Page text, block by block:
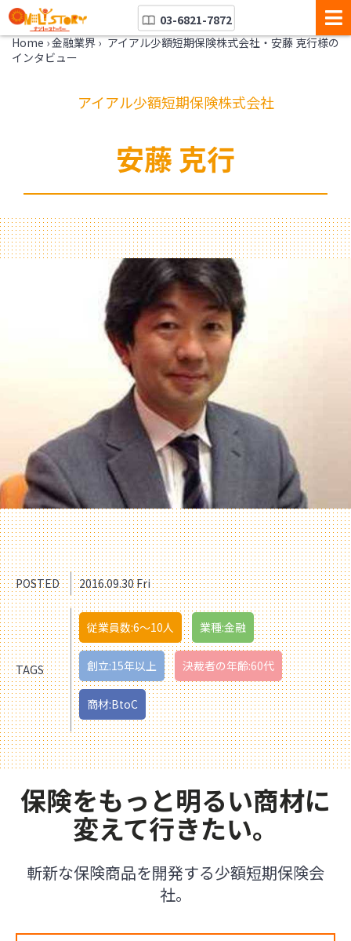
03-6821-7872
Home ›金融業界 › アイアル少額短期保険株式会社・安藤 克行様の
インタビュー
アイアル少額短期保険株式会社
安藤 克行
POSTED 2016.09.30 Fri
TAGS
従業員数:6～10人 業種:金融
創立:15年以上 決裁者の年齢:60代
商材:BtoC
保険をもっと明るい商材に
変えて行きたい。
斬新な保険商品を開発する少額短期保険会
社。